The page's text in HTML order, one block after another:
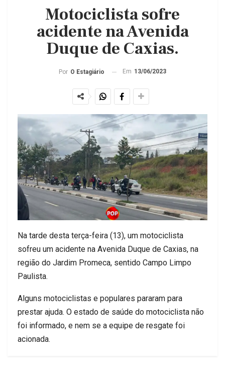
Motociclista sofre
acidente na Avenida
Duque de Caxias.
Por O Estagiário Em 13/06/2023
Na tarde desta terça-feira (13), um motociclista
sofreu um acidente na Avenida Duque de Caxias, na
região do Jardim Promeca, sentido Campo Limpo
Paulista.
Alguns motociclistas e populares pararam para
prestar ajuda. O estado de saúde do motociclista não
foi informado, e nem se a equipe de resgate foi
acionada.